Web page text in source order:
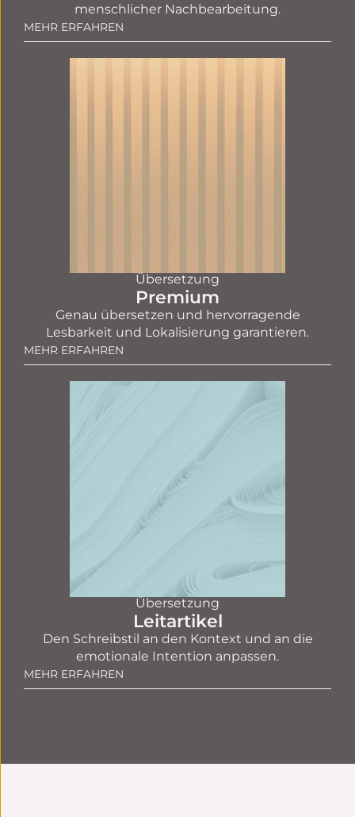
menschlicher Nachbearbeitung.
MEHR ERFAHREN
Übersetzung
Premium
Genau übersetzen und hervorragende
Lesbarkeit und Lokalisierung garantieren.
MEHR ERFAHREN
Übersetzung
Leitartikel
Den Schreibstil an den Kontext und an die
emotionale Intention anpassen.
MEHR ERFAHREN